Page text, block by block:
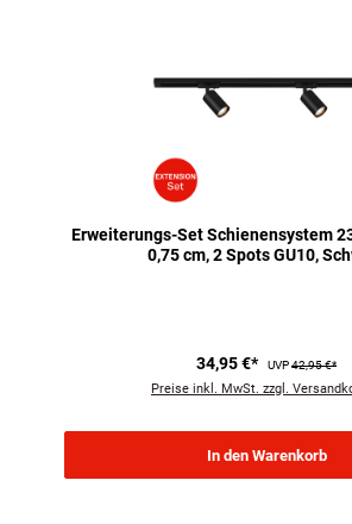
Erweiterungs-Set Schienensystem
0,75 cm, 2 Spots GU10,
34,95 €* UVP42,95 €*
Preise inkl. MwSt. zzgl.
In den Warenkorb